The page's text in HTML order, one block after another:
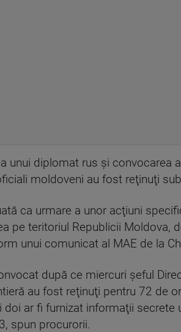
unui diplomat rus şi convocarea
moldoveni au fost reţinuţi
ca urmare a unor acţiuni
pe teritoriul Republicii Moldova,
unui comunicat al MAE de la
după ce miercuri şeful
au fost reţinuţi pentru 72 de
ar fi furnizat informaţii secrete
spun procurorii.